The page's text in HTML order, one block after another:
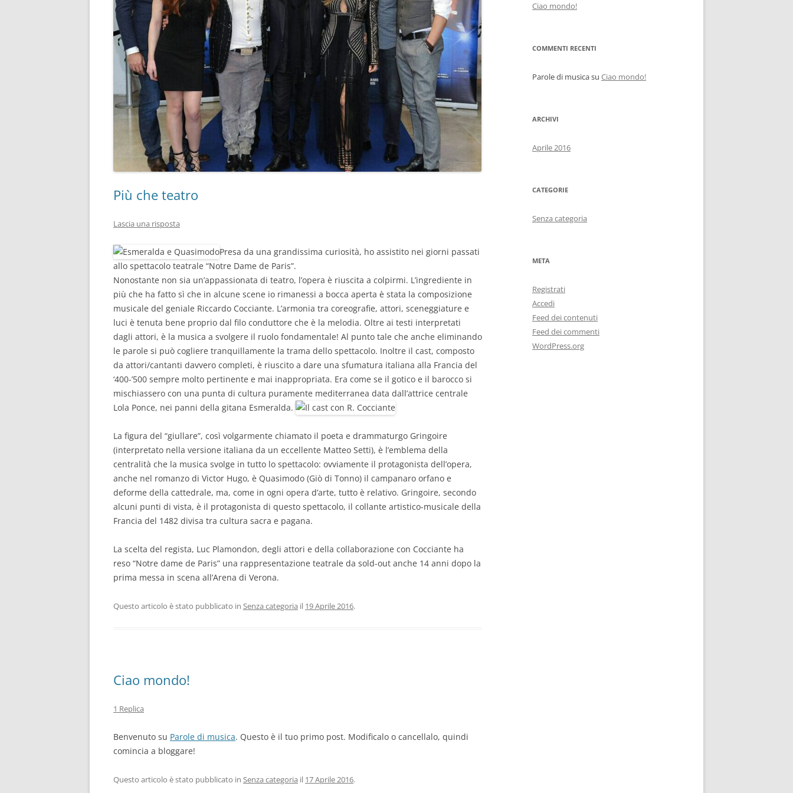
Più che teatro
Lascia una risposta
Presa da una grandissima curiosità, ho assistito nei giorni passati
allo spettacolo teatrale “Notre Dame de Paris”.
Nonostante non sia un’appassionata di teatro, l’opera è riuscita a colpirmi. L’ingrediente in
più che ha fatto sì che in alcune scene io rimanessi a bocca aperta è stata la composizione
musicale del geniale Riccardo Cocciante. L’armonia tra coreografie, attori, sceneggiature e
luci è tenuta bene proprio dal filo conduttore che è la melodia. Oltre ai testi interpretati
dagli attori, è la musica a svolgere il ruolo fondamentale! Al punto tale che anche eliminando
le parole si può cogliere tranquillamente la trama dello spettacolo. Inoltre il cast, composto
da attori/cantanti davvero completi, è riuscito a dare una sfumatura italiana alla Francia del
‘400-’500 sempre molto pertinente e mai inappropriata. Era come se il gotico e il barocco si
mischiassero con una punta di cultura puramente mediterranea data dall’attrice centrale
Lola Ponce, nei panni della gitana Esmeralda.
La figura del “giullare”, così volgarmente chiamato il poeta e drammaturgo Gringoire
(interpretato nella versione italiana da un eccellente Matteo Setti), è l’emblema della
centralità che la musica svolge in tutto lo spettacolo: ovviamente il protagonista dell’opera,
anche nel romanzo di Victor Hugo, è Quasimodo (Giò di Tonno) il campanaro orfano e
deforme della cattedrale, ma, come in ogni opera d’arte, tutto è relativo. Gringoire, secondo
alcuni punti di vista, è il protagonista di questo spettacolo, il collante artistico-musicale della
Francia del 1482 divisa tra cultura sacra e pagana.
La scelta del regista, Luc Plamondon, degli attori e della collaborazione con Cocciante ha
reso “Notre dame de Paris” una rappresentazione teatrale da sold-out anche 14 anni dopo la
prima messa in scena all’Arena di Verona.
Questo articolo è stato pubblicato in Senza categoria il 19 Aprile 2016.
Ciao mondo!
1 Replica
Benvenuto su Parole di musica. Questo è il tuo primo post. Modificalo o cancellalo, quindi
comincia a bloggare!
Questo articolo è stato pubblicato in Senza categoria il 17 Aprile 2016.
Ciao mondo!
COMMENTI RECENTI
Parole di musicasu Ciao mondo!
ARCHIVI
Aprile 2016
CATEGORIE
Senza categoria
META
Registrati
Accedi
Feed dei contenuti
Feed dei commenti
WordPress.org